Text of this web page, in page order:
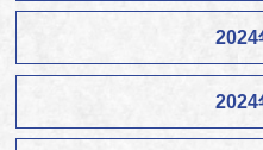
2024
2024